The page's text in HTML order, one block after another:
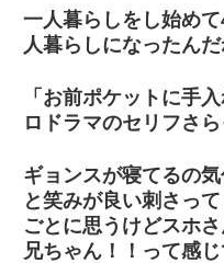
一人暮らしをし始め
人暮らしになったん
「お前ポケットに手
ロドラマのセリフさ
ギョンスが寝てるの
と笑みが良い刺さっ
ごとに思うけどスホ
兄ちゃん！！って感